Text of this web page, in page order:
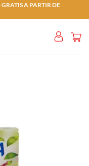
A PARTIR DE